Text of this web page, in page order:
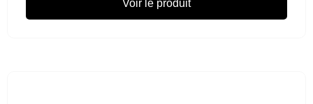
Voir le produit